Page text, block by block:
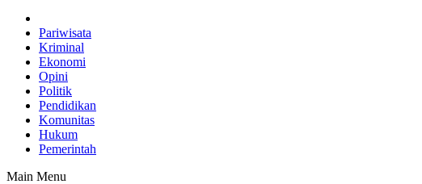
Pariwisata
Kriminal
Ekonomi
Opini
Politik
Pendidikan
Komunitas
Hukum
Pemerintah
Main Menu